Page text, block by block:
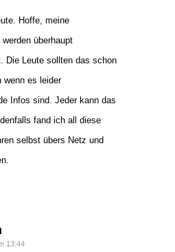
Hoffe, meine
überhaupt
Die Leute sollten das schon
wenn es leider
Infos sind. Jeder kann das
fand ich all diese
selbst übers Netz und
13:44